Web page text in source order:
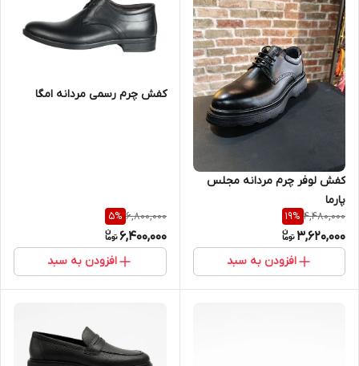
کفش لوفر چرم مردانه مجلس
پارما
4,480,000
19%
3,620,000
افزودن به سبد
کفش چرم رسمی مردانه امگا
6,800,000
5%
6,400,000
افزودن به سبد